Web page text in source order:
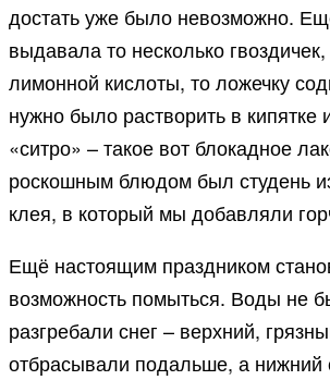
достать уже было невозможно.
выдавала то несколько
лимонной кислоты, то ложечку
нужно было растворить в кипятке
«ситро» – такое вот блокадное
роскошным блюдом был студень
клея, в который мы добавляли
Ещё настоящим праздником
возможность помыться. Воды не
разгребали снег – верхний,
отбрасывали подальше, а нижний